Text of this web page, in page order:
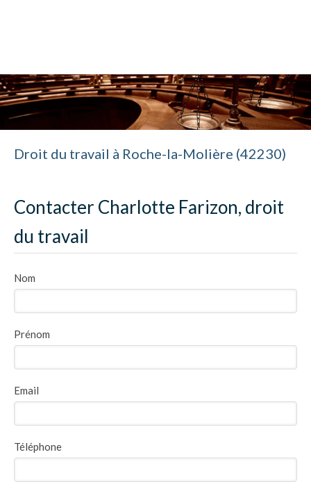
Droit du travail à Roche-la-Molière (42230)
Contacter Charlotte Farizon, droit
du travail
Nom
Prénom
Email
Téléphone